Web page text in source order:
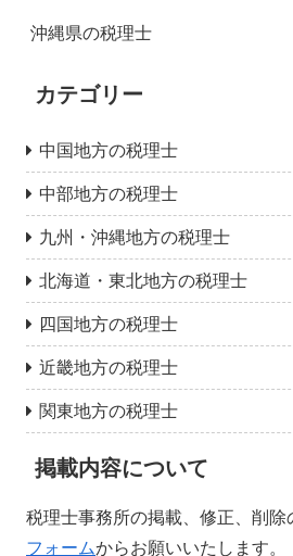
沖縄県の税理士
カテゴリー
中国地方の税理士
中部地方の税理士
九州・沖縄地方の税理士
北海道・東北地方の税理士
四国地方の税理士
近畿地方の税理士
関東地方の税理士
掲載内容について
税理士事務所の掲載、修正、削除
フォームからお願いいたします。